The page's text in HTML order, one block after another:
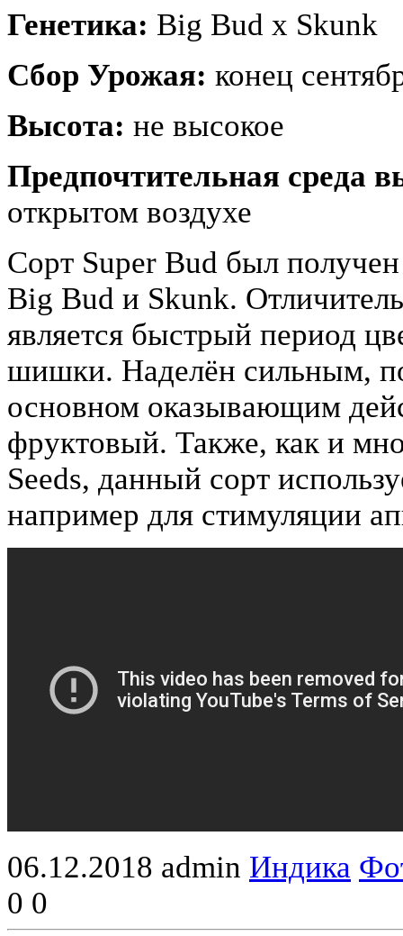
Генетика: Big Bud x Skunk
Сбор Урожая: конец
Высота: не высокое
Предпочтительная среда
открытом воздухе
Сорт Super Bud был получен
Big Bud и Skunk.
является быстрый период
шишки. Наделён сильным,
основном оказывающим
фруктовый. Также, как и
Seeds, данный сорт
например для стимуляции
06.12.2018 admin Индика
0 0